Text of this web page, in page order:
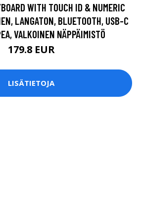
WITH TOUCH ID & NUMERIC
LANGATON, BLUETOOTH, USB-C
VALKOINEN NÄPPÄIMISTÖ
179.8 EUR
LISÄTIETOJA